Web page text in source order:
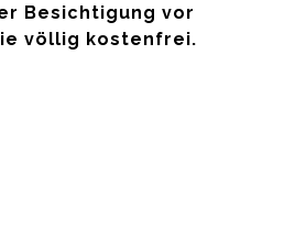
Besichtigung vor
völlig kostenfrei.